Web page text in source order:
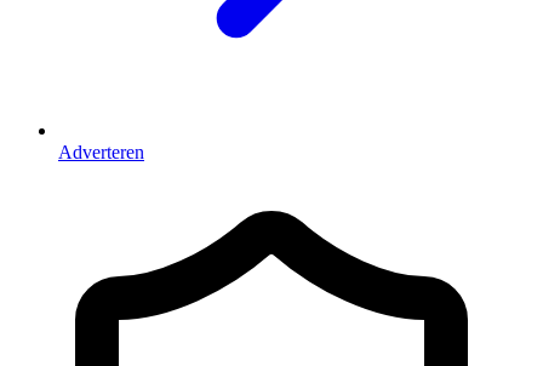
Adverteren